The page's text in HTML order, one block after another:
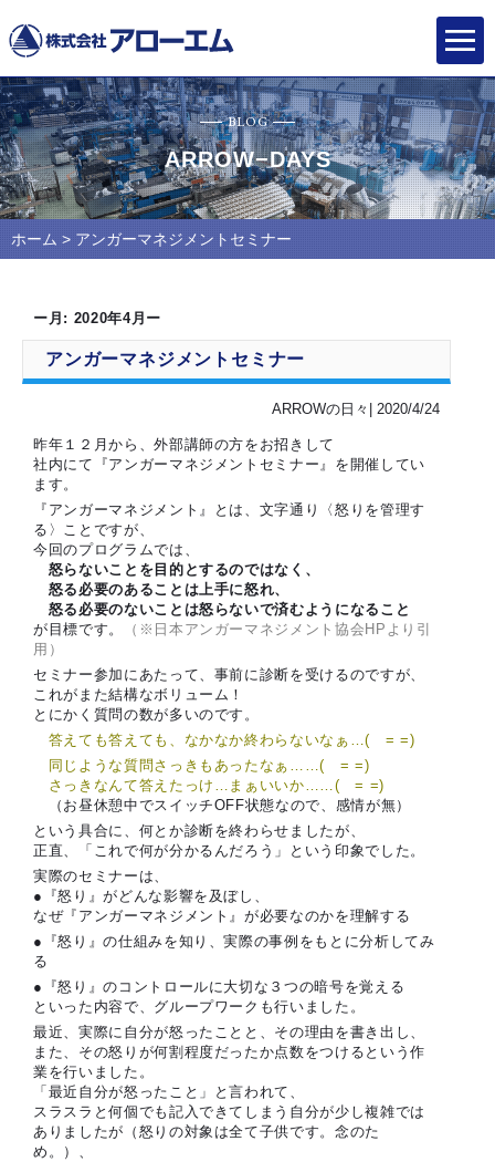
BLOG
ARROW−DAYS
ホーム > アンガーマネジメントセミナー
ー月: 2020年4月 ー
アンガーマネジメントセミナー
ARROWの日々| 2020/4/24
昨年１２月から、外部講師の方をお招きして
社内にて『アンガーマネジメントセミナー』を開催してい
ます。
『アンガーマネジメント』とは、文字通り〈怒りを管理す
る〉ことですが、
今回のプログラムでは、
怒らないことを目的とするのではなく、
怒る必要のあることは上手に怒れ、
怒る必要のないことは怒らないで済むようになること
が目標です。
（※日本アンガーマネジメント協会HPより引
用）
セミナー参加にあたって、事前に診断を受けるのですが、
これがまた結構なボリューム！
とにかく質問の数が多いのです。
答えても答えても、なかなか終わらないなぁ…( = =)
同じような質問さっきもあったなぁ……( = =)
さっきなんて答えたっけ…まぁいいか……( = =)
（お昼休憩中でスイッチOFF状態なので、感情が無）
という具合に、何とか診断を終わらせましたが、
正直、「これで何が分かるんだろう」という印象でした。
実際のセミナーは、
●『怒り』がどんな影響を及ぼし、
なぜ『アンガーマネジメント』が必要なのかを理解する
●『怒り』の仕組みを知り、実際の事例をもとに分析してみ
る
●『怒り』のコントロールに大切な３つの暗号を覚える
といった内容で、グループワークも行いました。
最近、実際に自分が怒ったことと、その理由を書き出し、
また、その怒りが何割程度だったか点数をつけるという作
業を行いました。
「最近自分が怒ったこと」と言われて、
スラスラと何個でも記入できてしまう自分が少し複雑では
ありましたが （怒りの対象は全て子供です。念のた
め。） 、